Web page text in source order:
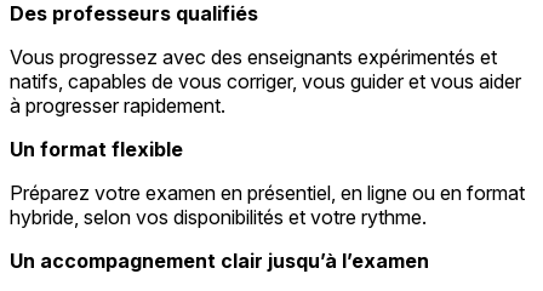
Des professeurs qualifiés
Vous progressez avec des enseignants expérimentés et
natifs, capables de vous corriger, vous guider et vous aider
à progresser rapidement.
Un format flexible
Préparez votre examen en présentiel, en ligne ou en format
hybride, selon vos disponibilités et votre rythme.
Un accompagnement clair jusqu’à l’examen